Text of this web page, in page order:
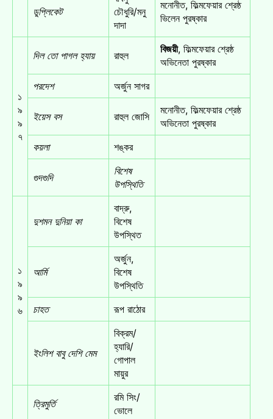
ডুপ্লিকেট
চৌধুরি/মনু
দাদা
মনোনীত, ফিল্মফেয়ার শ্রেষ্ঠ
ভিলেন পুরষ্কার
১
৯
৯
৭
দিল তো পাগল হ্যায় রাহুল
বিজয়ী, ফিল্মফেয়ার শ্রেষ্ঠ
অভিনেতা পুরষ্কার
পরদেশ
অর্জুন সাগর
ইয়েস বস রাহুল জোসি
মনোনীত, ফিল্মফেয়ার শ্রেষ্ঠ
অভিনেতা পুরষ্কার
কয়লা
শঙ্কর
গুদগুদি
বিশেষ
উপস্থিতি
১
৯
৯
৬
দুশমন দুনিয়া কা
বাদ্রু,
বিশেষ
উপস্থিত
আর্মি
অর্জুন,
বিশেষ
উপস্থিতি
চাহত
রূপ রাঠোর
ইংলিশ বাবু দেশি মেম
বিক্রম/
হ্যারি/
গোপাল
মায়ুর
ত্রিমুর্তি
রমি সিং/
ভোলে